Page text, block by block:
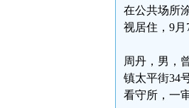
在公共场所
视居住，9月
周丹，男，
镇太平街34
看守所，一